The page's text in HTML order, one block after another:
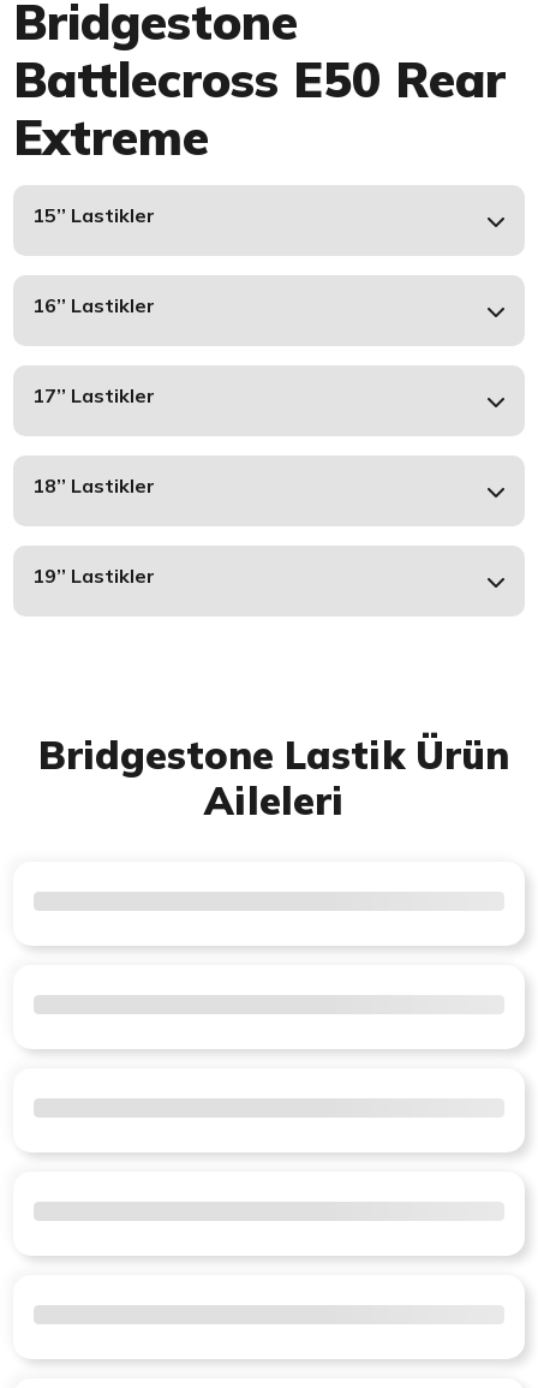
Bridgestone
Battlecross E50 Rear
Extreme
15’’ Lastikler
16’’ Lastikler
17’’ Lastikler
18’’ Lastikler
19’’ Lastikler
Bridgestone Lastik Ürün
Aileleri